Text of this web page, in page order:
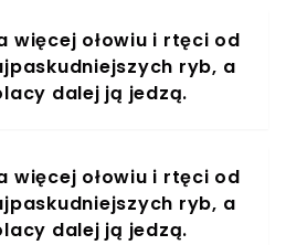
więcej ołowiu i rtęci od
ryb, a
dalej ją jedzą.
więcej ołowiu i rtęci od
ryb, a
dalej ją jedzą.